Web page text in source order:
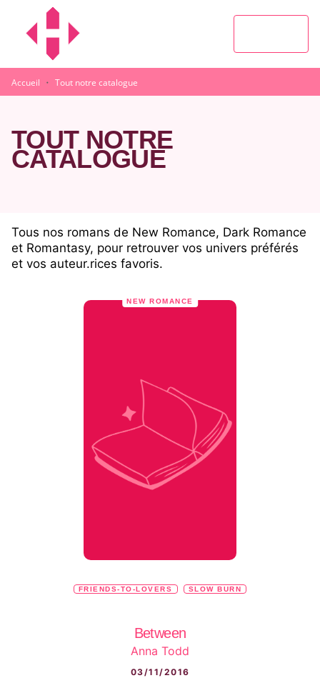
MENU
Accueil · Tout notre catalogue
TOUT NOTRE
CATALOGUE
Tous nos romans de New Romance, Dark Romance
et Romantasy, pour retrouver vos univers préférés
et vos auteur.rices favoris.
NEW ROMANCE
FRIENDS-TO-LOVERS SLOW BURN
Between
Anna Todd
03/11/2016